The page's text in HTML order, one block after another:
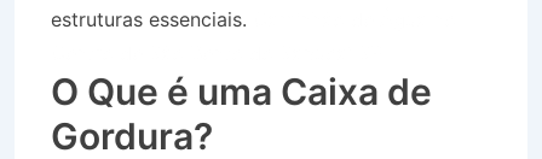
estruturas essenciais.
O Que é uma Caixa de
Gordura?